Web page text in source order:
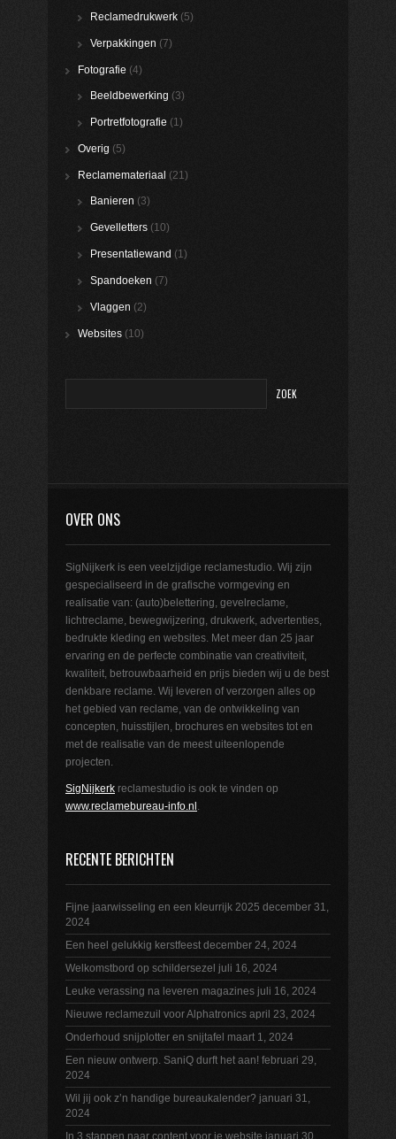
Reclamedrukwerk (5)
Verpakkingen (7)
Fotografie (4)
Beeldbewerking (3)
Portretfotografie (1)
Overig (5)
Reclamemateriaal (21)
Banieren (3)
Gevelletters (10)
Presentatiewand (1)
Spandoeken (7)
Vlaggen (2)
Websites (10)
OVER ONS
SigNijkerk is een veelzijdige reclamestudio. Wij zijn
gespecialiseerd in de grafische vormgeving en
realisatie van: (auto)belettering, gevelreclame,
lichtreclame, bewegwijzering, drukwerk, advertenties,
bedrukte kleding en websites. Met meer dan 25 jaar
ervaring en de perfecte combinatie van creativiteit,
kwaliteit, betrouwbaarheid en prijs bieden wij u de best
denkbare reclame. Wij leveren of verzorgen alles op
het gebied van reclame, van de ontwikkeling van
concepten, huisstijlen, brochures en websites tot en
met de realisatie van de meest uiteenlopende
projecten.
SigNijkerk reclamestudio is ook te vinden op
www.reclamebureau-info.nl .
RECENTE BERICHTEN
Fijne jaarwisseling en een kleurrijk 2025 december 31,
2024
Een heel gelukkig kerstfeest december 24, 2024
Welkomstbord op schildersezel juli 16, 2024
Leuke verassing na leveren magazines juli 16, 2024
Nieuwe reclamezuil voor Alphatronics april 23, 2024
Onderhoud snijplotter en snijtafel maart 1, 2024
Een nieuw ontwerp. SaniQ durft het aan! februari 29,
2024
Wil jij ook z’n handige bureaukalender? januari 31,
2024